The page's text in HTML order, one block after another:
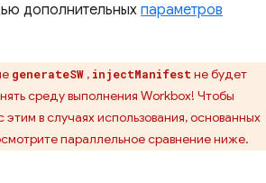
дополнительных параметров
generateSW , injectManifest не будет
среду выполнения Workbox! Чтобы
этим в случаях использования, основанных
параллельное сравнение ниже.